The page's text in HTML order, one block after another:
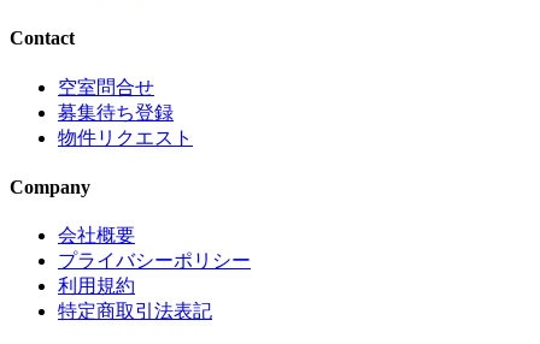
Contact
空室問合せ
募集待ち登録
物件リクエスト
Company
会社概要
プライバシーポリシー
利用規約
特定商取引法表記